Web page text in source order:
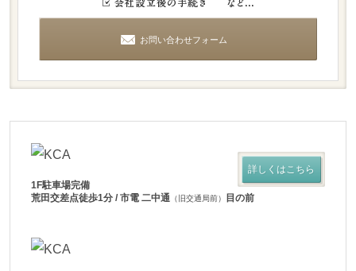
お問い合わせフォーム
1F駐車場完備
荒田交差点徒歩1分 / 市電 二中通 （旧交通局前） 目の前
詳しくはこちら